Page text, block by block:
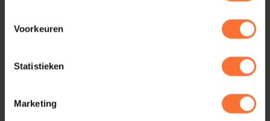
Voorkeuren
Statistieken
Marketing
Gepubliceerd: